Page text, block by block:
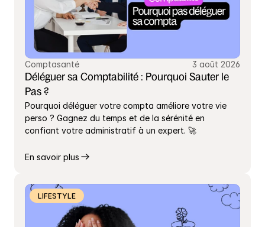
Comptasanté 3 août 2026
Déléguer sa Comptabilité : Pourquoi Sauter le
Pas ?
Pourquoi déléguer votre compta améliore votre vie
perso ? Gagnez du temps et de la sérénité en
confiant votre administratif à un expert. 🚀
En savoir plus
LIFESTYLE